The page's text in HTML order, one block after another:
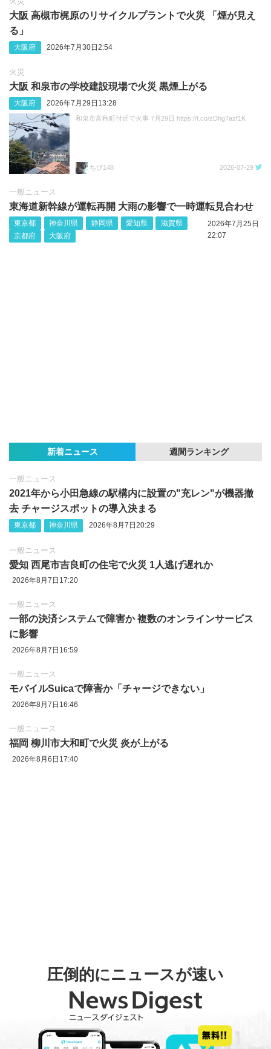
大阪 高槻市梶原のリサイクルプラントで火災 「煙が見え
る」
大阪府 2026年7月30日2:54
火災
大阪 和泉市の学校建設現場で火災 黒煙上がる
大阪府 2026年7月29日13:28
和泉市富秋町付近で火事 7月29日 https://t.co/zDhgTazf1K
ちび148 2026-07-29
一般ニュース
東海道新幹線が運転再開 大雨の影響で一時運転見合わせ
東京都 神奈川県 静岡県 愛知県
滋賀県
京都府
大阪府
2026年7月25日
22:07
新着ニュース 週間ランキング
一般ニュース
2021年から小田急線の駅構内に設置の"充レン"が機器撤
去 チャージスポットの導入決まる
東京都 神奈川県 2026年8月7日20:29
一般ニュース
愛知 西尾市吉良町の住宅で火災 1人逃げ遅れか
2026年8月7日17:20
一般ニュース
一部の決済システムで障害か 複数のオンラインサービス
に影響
2026年8月7日16:59
一般ニュース
モバイルSuicaで障害か「チャージできない」
2026年8月7日16:46
一般ニュース
福岡 柳川市大和町で火災 炎が上がる
2026年8月6日17:40
圧倒的にニュースが速い